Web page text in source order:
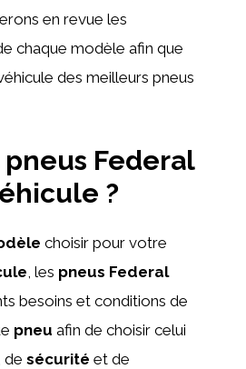
en revue les
chaque modèle afin que
des meilleurs pneus
Federal
?
choisir pour votre
, les pneus Federal
besoins et conditions de
pneu afin de choisir celui
, de sécurité et de